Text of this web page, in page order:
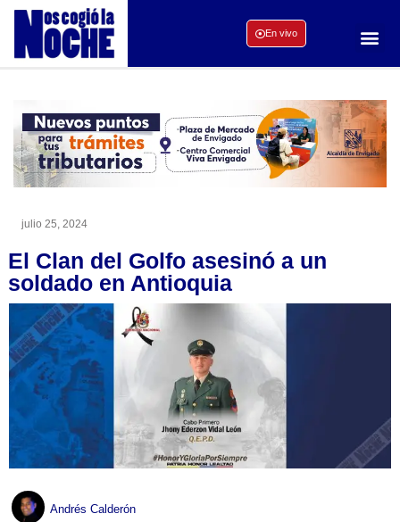
En vivo
julio 25, 2024
El Clan del Golfo asesinó a un
soldado en Antioquia
Andrés Calderón